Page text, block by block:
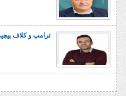
ترامپ و کلاف